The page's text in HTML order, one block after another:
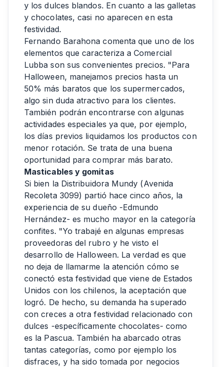
y los dulces blandos. En cuanto a las galletas
y chocolates, casi no aparecen en esta
festividad.
Fernando Barahona comenta que uno de los
elementos que caracteriza a Comercial
Lubba son sus convenientes precios. "Para
Halloween, manejamos precios hasta un
50% más baratos que los supermercados,
algo sin duda atractivo para los clientes.
También podrán encontrarse con algunas
actividades especiales ya que, por ejemplo,
los días previos liquidamos los productos con
menor rotación. Se trata de una buena
oportunidad para comprar más barato.
Masticables y gomitas
Si bien la Distribuidora Mundy (Avenida
Recoleta 3099) partió hace cinco años, la
experiencia de su dueño -Edmundo
Hernández- es mucho mayor en la categoría
confites. "Yo trabajé en algunas empresas
proveedoras del rubro y he visto el
desarrollo de Halloween. La verdad es que
no deja de llamarme la atención cómo se
conectó esta festividad que viene de Estados
Unidos con los chilenos, la aceptación que
logró. De hecho, su demanda ha superado
con creces a otra festividad relacionado con
dulces -específicamente chocolates- como
es la Pascua. También ha abarcado otras
tantas categorías, como por ejemplo los
disfraces, y ha sido tomada por negocios